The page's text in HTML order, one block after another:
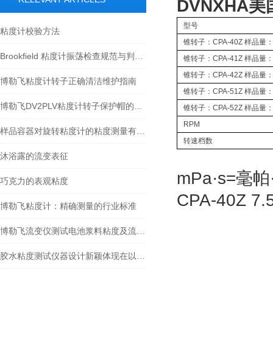
粘度计校验方法
博勒飞粘度计转子正确清洁维护指南
沐浴露的流变表征
巧克力的表观粘度
博勒飞粘度计：精确测量的行业标准
DVNXHA
型号
锥转子：CPA-40Z 样品量
锥转子：CPA-41Z 样品量
锥转子：CPA-42Z 样品量
锥转子：CPA-51Z 样品量
锥转子：CPA-52Z 样品量
RPM
转速档数
mPa·s=毫
CPA-40Z